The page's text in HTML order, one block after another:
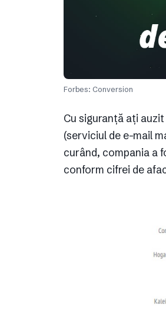
Forbes: Conversion
Cu siguranță ați
(serviciul de e-mail
curând, compania a
conform cifrei de